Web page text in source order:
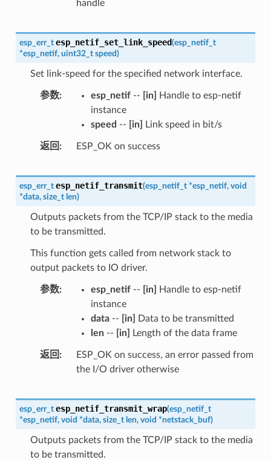
handle
esp_err_t esp_netif_set_link_speed(esp_netif_t
*esp_netif, uint32_t speed)
Set link-speed for the specified network interface.
参数 esp_netif-- [in]
Handle to esp-netif
instance
speed -- [in] Link speed in bit/s
返回 ESP_OK on success
esp_err_t esp_netif_transmit(esp_netif_t *esp_netif, void
*data, size_t len)
Outputs packets from the TCP/IP stack to the media
to be transmitted.
This function gets called from network stack to
output packets to IO driver.
参数 esp_netif-- [in]
Handle to esp-netif
instance
data-- [in]
Data to be transmitted
len-- [in] Length of the data frame
返回
ESP_OK on success, an error passed from
the I/O driver otherwise
esp_err_t esp_netif_transmit_wrap(esp_netif_t
*esp_netif, void *data, size_t len, void *netstack_buf)
Outputs packets from the TCP/IP stack to the media
to be transmitted.